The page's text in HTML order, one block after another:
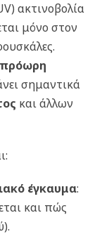
ακτινοβολία
μόνο στον
πρόωρη
σημαντικά
και άλλων
έγκαυμα:
και πώς